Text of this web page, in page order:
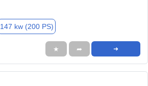
147 kw (200 PS)
★ ➦ ➜